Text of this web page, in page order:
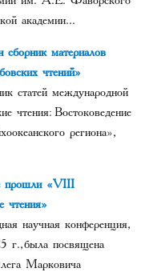
академии...
сборник материалов
чтений»
статей международной
чтения: Востоковедение
региона»,
прошли «VIII
чтения»
научная конференция,
г., была посвящена
Марковича